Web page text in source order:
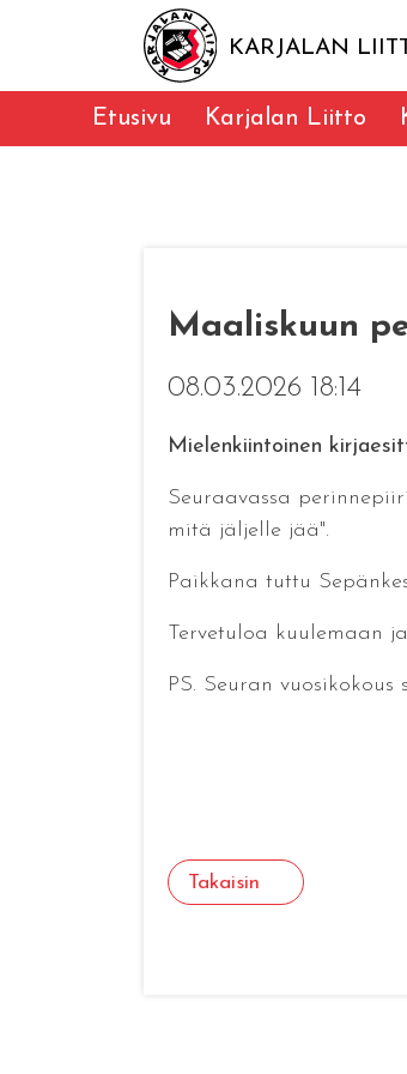
KARJALAN
Etusivu Karjalan Liitto
Maaliskuun
08.03.2026 18:14
Mielenkiintoinen
Seuraavassa
mitä jäljelle jää".
Paikkana tuttu
Tervetuloa kuulemaan
PS. Seuran
Takaisin